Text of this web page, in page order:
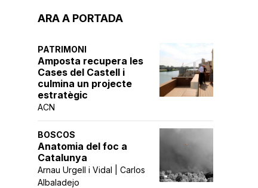
ARA A PORTADA
PATRIMONI
Amposta recupera les
Cases del Castell i
culmina un projecte
estratègic
ACN
BOSCOS
Anatomia del foc a
Catalunya
Arnau Urgell i Vidal | Carlos
Albaladejo